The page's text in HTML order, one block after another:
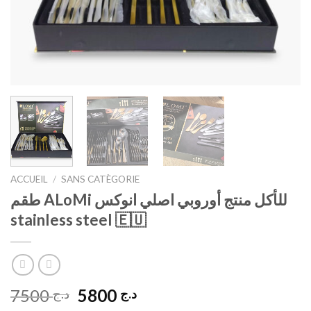
ACCUEIL / SANS CATÈGORIE
طقم ALoMi للأكل منتج أوروبي اصلي انوكس
stainless steel 🇪🇺
د.ج7500
Le
د.جLe